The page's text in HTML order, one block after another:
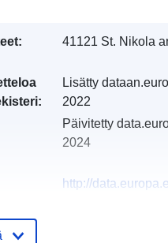
41121 St. Nikola
Lisätty
2022
Päivitetty
2024
http://